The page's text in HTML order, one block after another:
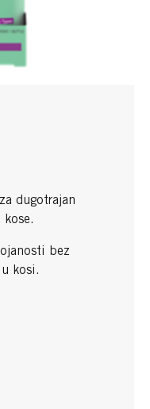
dugotrajan
bez
kosi.